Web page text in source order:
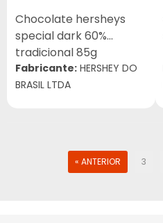
Chocolate hersheys
special dark 60%
tradicional 85g
Fabricante: HERSHEY DO
BRASIL LTDA
« ANTERIOR 3